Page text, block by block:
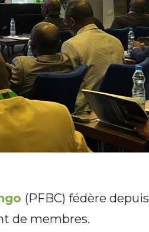
(PFBC) fédère depuis
de membres.